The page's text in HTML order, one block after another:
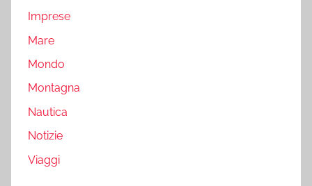
Imprese
Mare
Mondo
Montagna
Nautica
Notizie
Viaggi